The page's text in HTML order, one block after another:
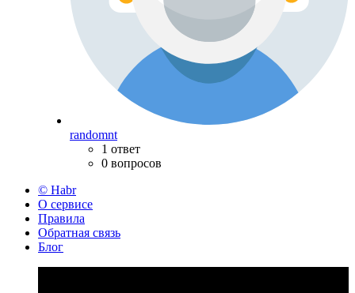
randomnt
1 ответ
0 вопросов
© Habr
О сервисе
Правила
Обратная связь
Блог